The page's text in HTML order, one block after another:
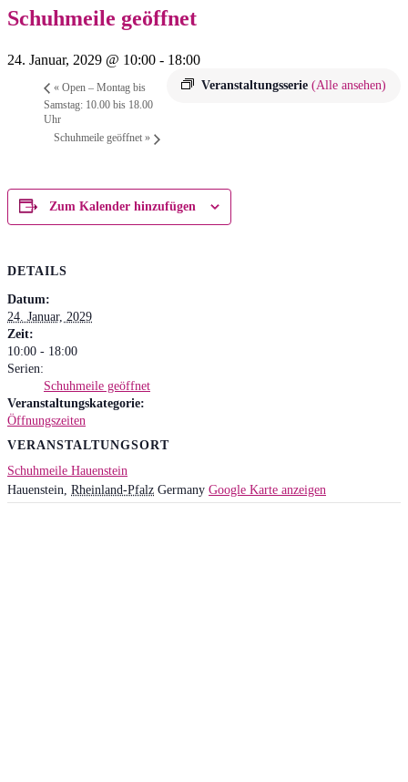
Schuhmeile geöffnet
24. Januar, 2029 @ 10:00 - 18:00
Veranstaltungsserie (Alle ansehen)
« Open – Montag bis
Samstag: 10.00 bis 18.00
Uhr
Schuhmeile geöffnet »
Zum Kalender hinzufügen
DETAILS
Datum:
24. Januar, 2029
Zeit:
10:00 - 18:00
Serien:
Schuhmeile geöffnet
Veranstaltungskategorie:
Öffnungszeiten
VERANSTALTUNGSORT
Schuhmeile Hauenstein
Hauenstein, Rheinland-Pfalz Germany Google Karte anzeigen